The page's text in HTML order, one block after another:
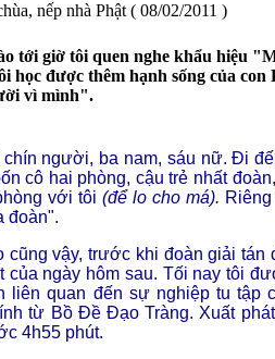
nếp nhà Phật ( 08/02/2011 )
tới giờ tôi quen nghe khẩu hiệu
học được thêm hạnh sống của
vì mình".
người, ba nam, sáu nữ. Đi
cô hai phòng, cậu trẻ nhất
với tôi(để lo cho má).
đoàn".
cũng vậy, trước khi đoàn giải
của ngày hôm sau. Tối nay tôi
liên quan đến sự nghiệp tu tập
từ Bồ Đề Đạo Tràng. Xuất
4h55 phút.